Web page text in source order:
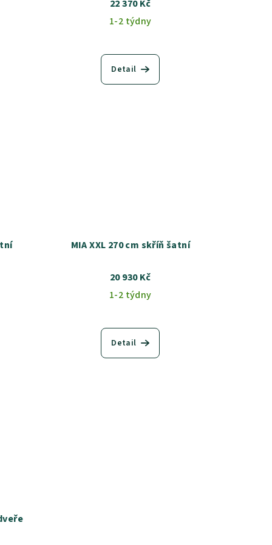
22 370 Kč
1-2 týdny
Detail
MIA XXL 270 cm skříň šatní
20 930 Kč
1-2 týdny
Detail
- na dveře